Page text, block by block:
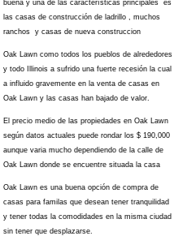
buena y una de las características principales es
las casas de construcción de ladrillo , muchos
ranchos y casas de nueva construccion
Oak Lawn como todos los pueblos de alrededores
y todo Illinois a sufrido una fuerte recesión la cual
a influido gravemente en la venta de casas en
Oak Lawn y las casas han bajado de valor.
El precio medio de las propiedades en Oak Lawn
según datos actuales puede rondar los $ 190,000
aunque varia mucho dependiendo de la calle de
Oak Lawn donde se encuentre situada la casa
Oak Lawn es una buena opción de compra de
casas para familas que desean tener tranquilidad
y tener todas la comodidades en la misma ciudad
sin tener que desplazarse.